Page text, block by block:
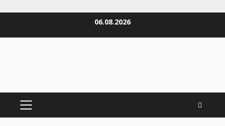
06.08.2026
PRIMÄRES